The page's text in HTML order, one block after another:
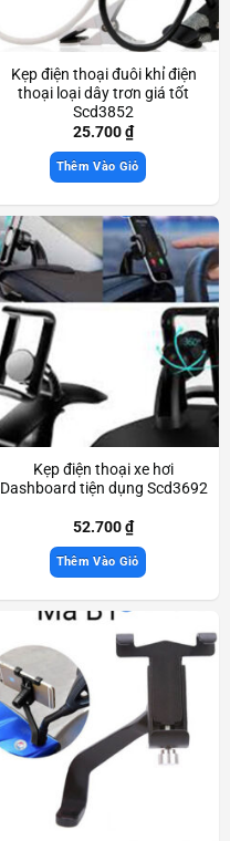
Kẹp điện thoại đuôi khỉ điện
thoại loại dây trơn giá tốt
Scd3852
25.700₫
Thêm Vào Giỏ
Kẹp điện thoại xe hơi
Dashboard tiện dụng Scd3692
52.700₫
Thêm Vào Giỏ